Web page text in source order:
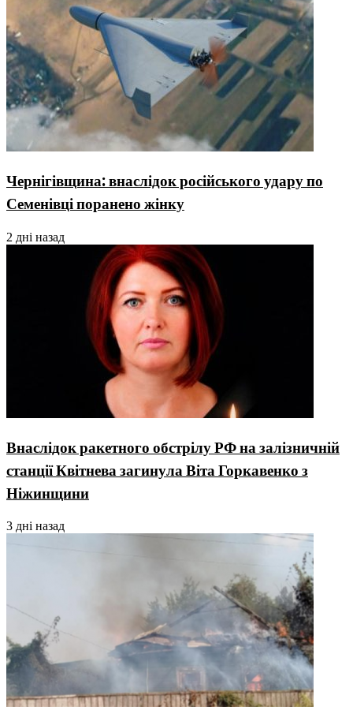
Чернігівщина: внаслідок російського удару по
Семенівці поранено жінку
2 дні назад
Внаслідок ракетного обстрілу РФ на залізничній
станції Квітнева загинула Віта Горкавенко з
Ніжинщини
3 дні назад